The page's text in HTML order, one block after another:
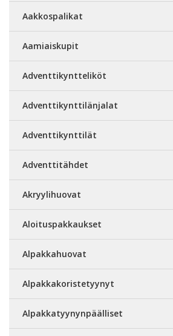
Aakkospalikat
Aamiaiskupit
Adventtikyntteliköt
Adventtikynttilänjalat
Adventtikynttilät
Adventtitähdet
Akryylihuovat
Aloituspakkaukset
Alpakkahuovat
Alpakkakoristetyynyt
Alpakkatyynynpäälliset